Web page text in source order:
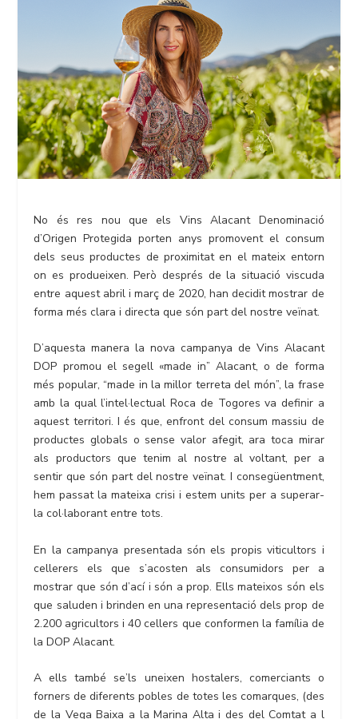
No és res nou que els Vins Alacant Denominació
d’Origen Protegida porten anys promovent el consum
dels seus productes de proximitat en el mateix entorn
on es produeixen. Però després de la situació viscuda
entre aquest abril i març de 2020, han decidit mostrar de
forma més clara i directa que són part del nostre veïnat.
D’aquesta manera la nova campanya de Vins Alacant
DOP promou el segell «made in” Alacant, o de forma
més popular, “made in la millor terreta del món”, la frase
amb la qual l’intel·lectual Roca de Togores va definir a
aquest territori. I és que, enfront del consum massiu de
productes globals o sense valor afegit, ara toca mirar
als productors que tenim al nostre al voltant, per a
sentir que són part del nostre veïnat. I consegüentment,
hem passat la mateixa crisi i estem units per a superar-
la col·laborant entre tots.
En la campanya presentada són els propis viticultors i
cellerers els que s’acosten als consumidors per a
mostrar que són d’ací i són a prop. Ells mateixos són els
que saluden i brinden en una representació dels prop de
2.200 agricultors i 40 cellers que conformen la família de
la DOP Alacant.
A ells també se’ls uneixen hostalers, comerciants o
forners de diferents pobles de totes les comarques, (des
de la Vega Baixa a la Marina Alta i des del Comtat a l